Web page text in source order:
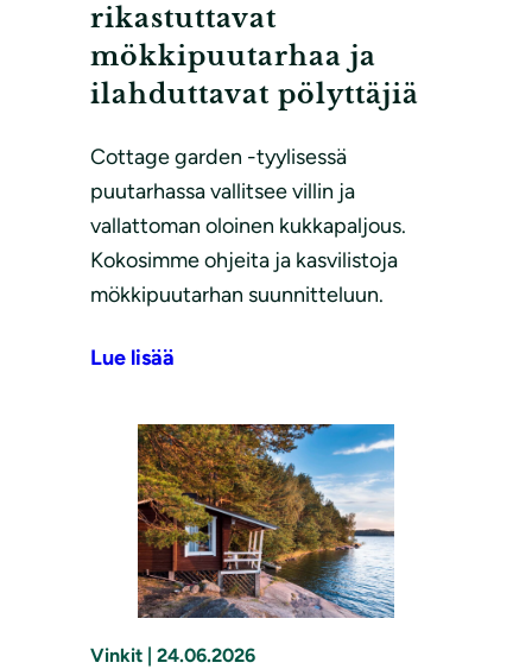
rikastuttavat
mökkipuutarhaa ja
ilahduttavat pölyttäjiä
Cottage garden -tyylisessä
puutarhassa vallitsee villin ja
vallattoman oloinen kukkapaljous.
Kokosimme ohjeita ja kasvilistoja
mökkipuutarhan suunnitteluun.
Lue lisää
Vinkit | 24.06.2026